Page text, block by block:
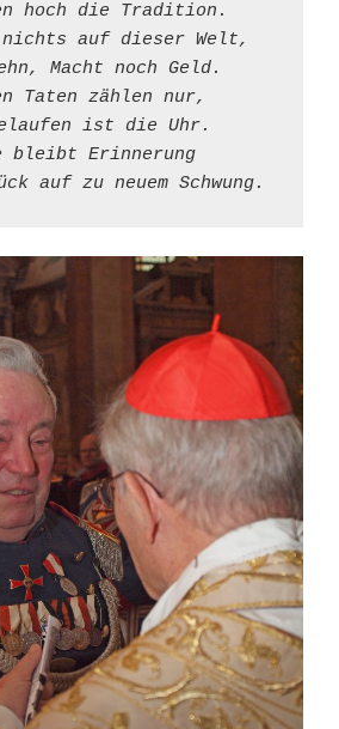
hoch die Tradition.
nichts auf dieser Welt,
Macht noch Geld.
Taten zählen nur,
ist die Uhr.
bleibt Erinnerung
auf zu neuem Schwung.